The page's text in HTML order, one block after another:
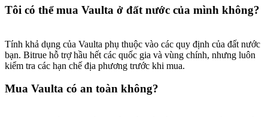
Tôi có thể mua Vaulta ở đất nước của mình không?
Tính khả dụng của Vaulta phụ thuộc vào các quy định của đất nước
bạn. Bitrue hỗ trợ hầu hết các quốc gia và vùng chính, nhưng luôn
kiểm tra các hạn chế địa phương trước khi mua.
Mua Vaulta có an toàn không?